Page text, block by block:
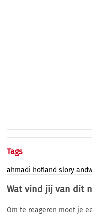
Tags
ahmadi hofland slory
Wat vind jij van dit
Om te reageren moet je